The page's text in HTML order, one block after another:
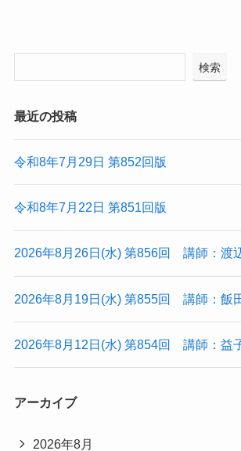
検索
最近の投稿
令和8年7月29日 第852回版
令和8年7月22日 第851回版
2026年8月26日(水) 第856回 講師：渡
2026年8月19日(水) 第855回 講師：飯
2026年8月12日(水) 第854回 講師：益
アーカイブ
2026年8月